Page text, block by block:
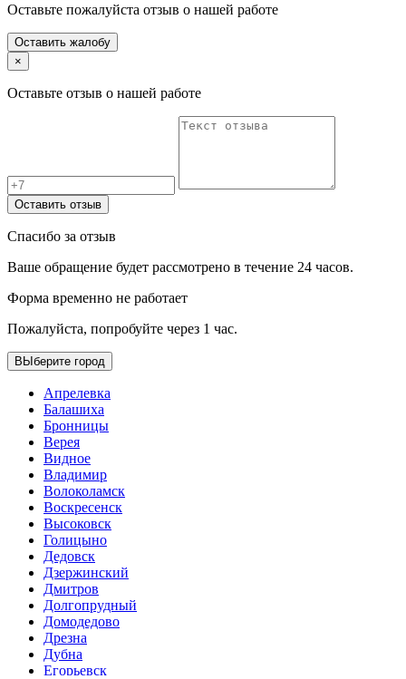
Оставьте пожалуйста отзыв о нашей работе
Оставить жалобу
×
Оставьте отзыв о нашей работе
Оставить отзыв
Спасибо за отзыв
Ваше обращение будет рассмотрено в течение 24 часов.
Форма временно не работает
Пожалуйста, попробуйте через 1 час.
ВЫберите город
Апрелевка
Балашиха
Бронницы
Верея
Видное
Владимир
Волоколамск
Воскресенск
Высоковск
Голицыно
Дедовск
Дзержинский
Дмитров
Долгопрудный
Домодедово
Дрезна
Дубна
Егорьевск